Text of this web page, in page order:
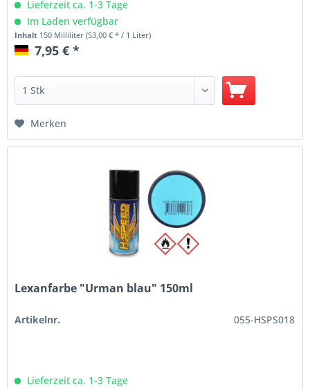
Lieferzeit ca. 1-3 Tage
Im Laden verfügbar
Inhalt 150 Milliliter(53,00 € * / 1 Liter)
7,95 € *
Merken
Lexanfarbe "Urman blau" 150ml
Artikelnr. 055-HSPS018
Lieferzeit ca. 1-3 Tage